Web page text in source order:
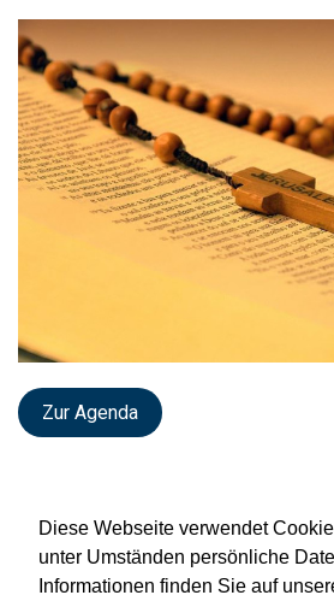
Diese Webseite verwendet
unter Umständen persönliche
Informationen finden Sie auf
Zur Agenda